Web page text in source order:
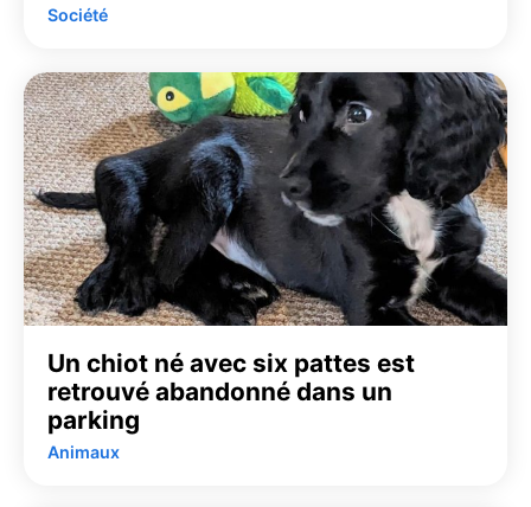
Société
Un chiot né avec six pattes est
retrouvé abandonné dans un
parking
Animaux